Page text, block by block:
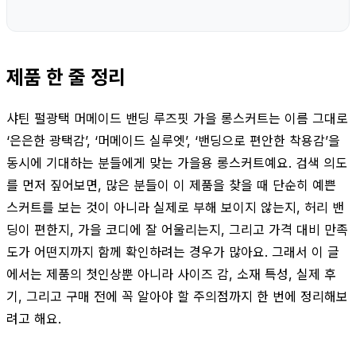
제품 한 줄 정리
샤틴 펄광택 머메이드 밴딩 루즈핏 가을 롱스커트는 이름 그대로
‘은은한 광택감’, ‘머메이드 실루엣’, ‘밴딩으로 편안한 착용감’을
동시에 기대하는 분들에게 맞는 가을용 롱스커트예요. 검색 의도
를 먼저 짚어보면, 많은 분들이 이 제품을 찾을 때 단순히 예쁜
스커트를 보는 것이 아니라 실제로 부해 보이지 않는지, 허리 밴
딩이 편한지, 가을 코디에 잘 어울리는지, 그리고 가격 대비 만족
도가 어떤지까지 함께 확인하려는 경우가 많아요. 그래서 이 글
에서는 제품의 첫인상뿐 아니라 사이즈 감, 소재 특성, 실제 후
기, 그리고 구매 전에 꼭 알아야 할 주의점까지 한 번에 정리해보
려고 해요.